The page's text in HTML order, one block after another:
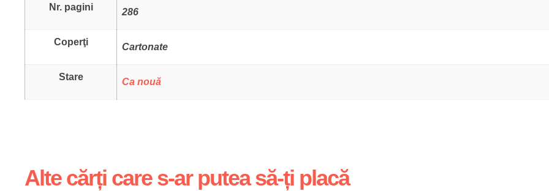
Nr. pagini 286
Coperţi Cartonate
Stare Ca nouă
Alte cărți care s-ar putea să-ți placă